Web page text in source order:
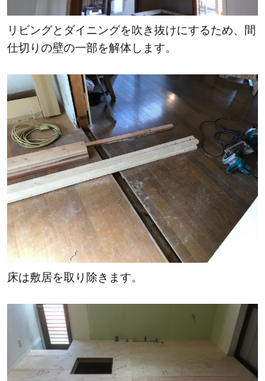
リビングとダイニングを吹き抜けにするため、間
仕切りの壁の一部を解体します。
床は敷居を取り除きます。